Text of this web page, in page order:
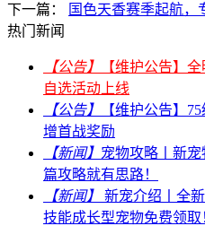
下一篇：
国色天香赛季起航，
热门新闻
【公告】
【维护公告】
自选活动上线
【公告】
【维护公告】
增首战奖励
【新闻】 宠物攻略丨新
篇攻略就有思路！
【新闻】
新宠介绍丨全
技能成长型宠物免费领取